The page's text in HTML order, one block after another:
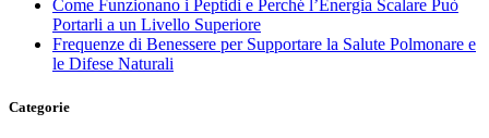
Come Funzionano i Peptidi e Perché l’Energia Scalare Può
Portarli a un Livello Superiore
Frequenze di Benessere per Supportare la Salute Polmonare e
le Difese Naturali
Categorie